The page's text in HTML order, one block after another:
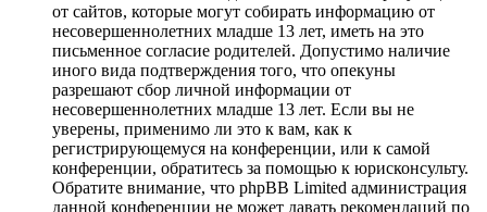
от сайтов, которые могут собирать информацию от
несовершеннолетних младше 13 лет, иметь на это
письменное согласие родителей. Допустимо наличие
иного вида подтверждения того, что опекуны
разрешают сбор личной информации от
несовершеннолетних младше 13 лет. Если вы не
уверены, применимо ли это к вам, как к
регистрирующемуся на конференции, или к самой
конференции, обратитесь за помощью к юрисконсульту.
Обратите внимание, что phpBB Limited администрация
данной конференции не может давать рекомендаций по